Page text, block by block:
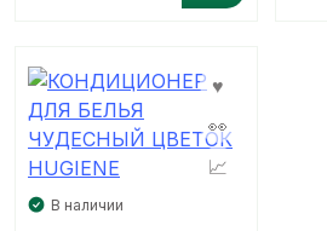
В наличии